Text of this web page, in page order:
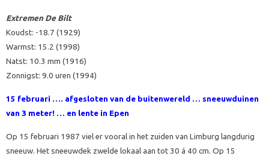
Extremen De Bilt
Koudst: -18.7 (1929)
Warmst: 15.2 (1998)
Natst: 10.3 mm (1916)
Zonnigst: 9.0 uren (1994)
15 februari …. afgesloten van de buitenwereld … sneeuwduinen
van 3 meter! … en lente in Epen
Op 15 februari 1987 viel er vooral in het zuiden van Limburg langdurig
sneeuw. Het sneeuwdek zwelde lokaal aan tot 30 á 40 cm. Op 15